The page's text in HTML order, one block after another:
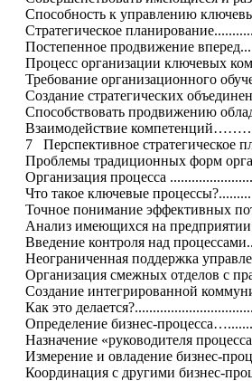
Способность к управлению
Стратегическое
Постепенное продвижение
Процесс организации ключевых
Требование организационного
Создание стратегических
Способствовать продвижению
Взаимодействие
7 Перспективное стратегическое
Проблемы традиционных форм
Организация процесса
Что такое ключевые
Точное понимание эффективных
Анализ имеющихся на
Введение контроля над
Неограниченная поддержка
Организация смежных отделов с
Создание интегрированной
Как это
Определение бизнес-
Назначение «руководителя
Измерение и овладение бизнес-
Координация с другими бизнес-